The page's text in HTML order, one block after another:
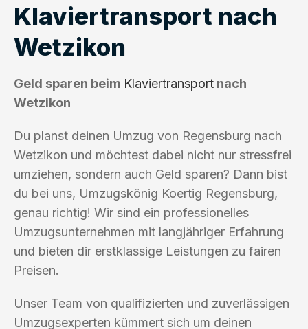
Klaviertransport nach
Wetzikon
Geld sparen beim Klaviertransport nach
Wetzikon
Du planst deinen Umzug von Regensburg nach
Wetzikon und möchtest dabei nicht nur stressfrei
umziehen, sondern auch Geld sparen? Dann bist
du bei uns, Umzugskönig Koertig Regensburg,
genau richtig! Wir sind ein professionelles
Umzugsunternehmen mit langjähriger Erfahrung
und bieten dir erstklassige Leistungen zu fairen
Preisen.
Unser Team von qualifizierten und zuverlässigen
Umzugsexperten kümmert sich um deinen